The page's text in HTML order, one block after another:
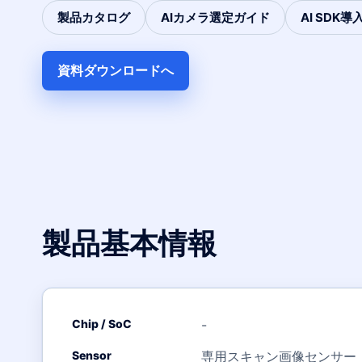
製品カタログ
AIカメラ選定ガイド AI SDK導
資料ダウンロードへ
製品基本情報
Chip / SoC -
Sensor 専用スキャン画像センサー